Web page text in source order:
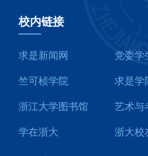
校内链接
求是新闻网 党委学
竺可桢学院 求是学
浙江大学图书馆 艺术与
学在浙大 浙大校